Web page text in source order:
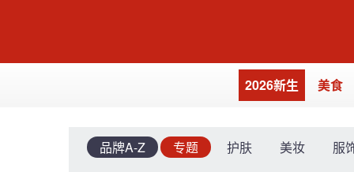
2026新生 美食
品牌A-Z 专题 护肤 美妆 服